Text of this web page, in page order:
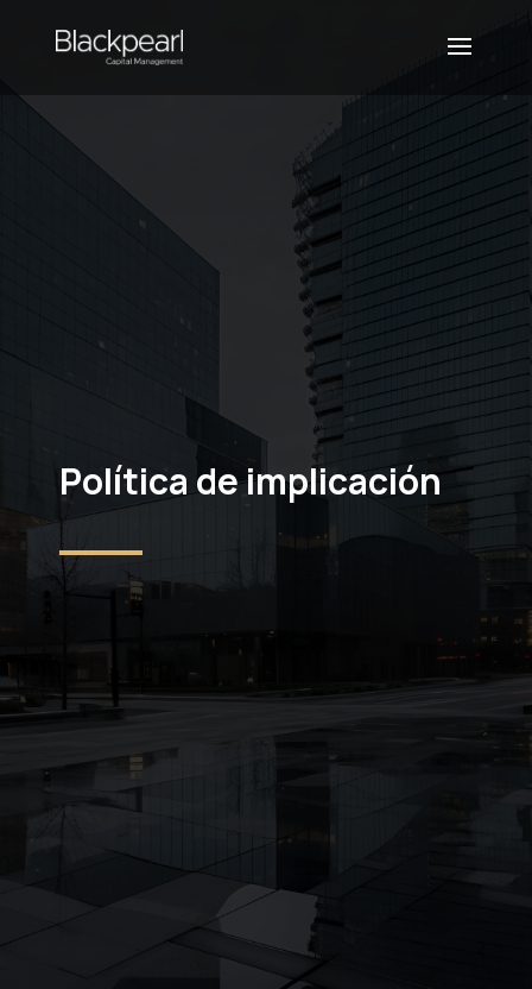
Política de implicación